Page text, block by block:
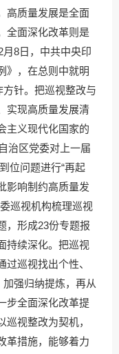
高质量发展是全面
全面深化改革则是
8日，中共中央印
》，在总则中就明
方针。把巡视整改与
实现高质量发展清
主义现代化国家的
治区党委对上一届
位问题进行“再起
影响制约高质量发
巡视机构梳理巡视
，形成23份专题报
持续深化。把巡视
巡视找出个性、
加强归纳提炼，再从
步全面深化改革提
视整改为契机，
革措施，能够着力